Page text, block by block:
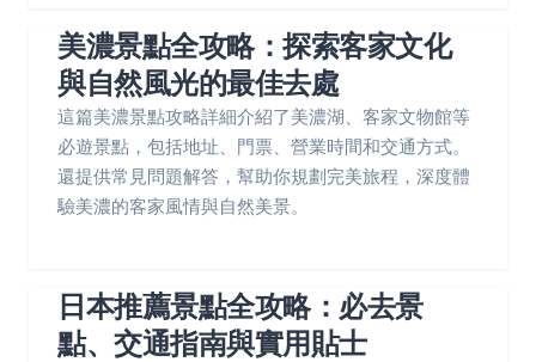
美濃景點全攻略：探索客家文化
與自然風光的最佳去處
這篇美濃景點攻略詳細介紹了美濃湖、客家文物館等
必遊景點，包括地址、門票、營業時間和交通方式。
還提供常見問題解答，幫助你規劃完美旅程，深度體
驗美濃的客家風情與自然美景。
日本推薦景點全攻略：必去景
點、交通指南與實用貼士